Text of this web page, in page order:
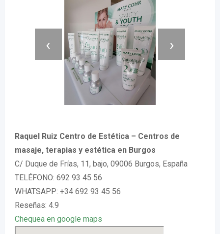
‹ ›
Raquel Ruiz Centro de Estética – Centros de
masaje, terapias y estética en Burgos
C/ Duque de Frías, 11, bajo, 09006 Burgos, España
TELÉFONO: 692 93 45 56
WHATSAPP: +34 692 93 45 56
Reseñas: 4.9
Chequea en google maps